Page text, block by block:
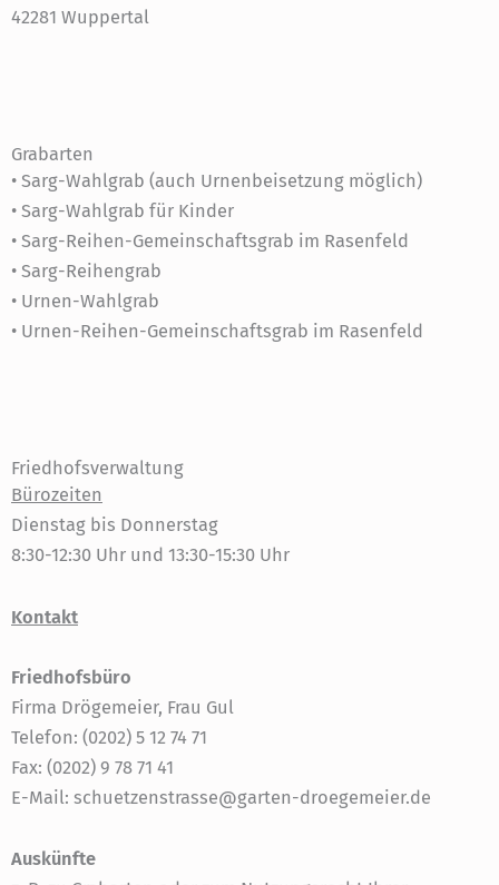
42281 Wuppertal
Grabarten
• Sarg-Wahlgrab (auch Urnenbeisetzung möglich)
• Sarg-Wahlgrab für Kinder
• Sarg-Reihen-Gemeinschaftsgrab im Rasenfeld
• Sarg-Reihengrab
• Urnen-Wahlgrab
• Urnen-Reihen-Gemeinschaftsgrab im Rasenfeld
Friedhofsverwaltung
Bürozeiten
Dienstag bis Donnerstag
8:30-12:30 Uhr und 13:30-15:30 Uhr
Kontakt
Friedhofsbüro
Firma Drögemeier, Frau Gul
Telefon: (0202) 5 12 74 71
Fax: (0202) 9 78 71 41
E-Mail: schuetzenstrasse@garten-droegemeier.de
Auskünfte